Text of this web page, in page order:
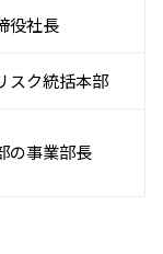
役社長
スク統括本部
の事業部長